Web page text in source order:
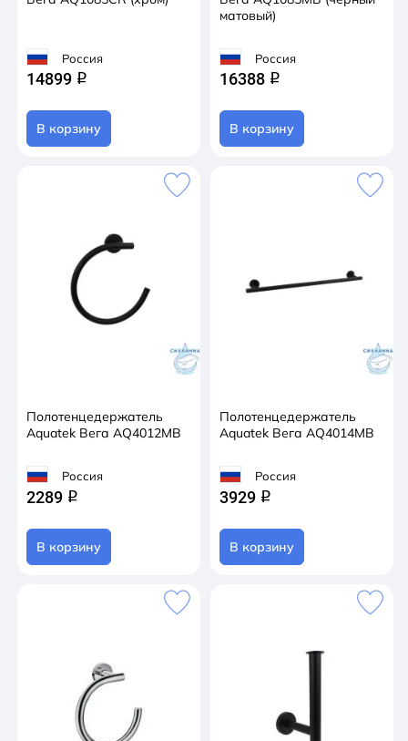
Россия
14899 q
В корзину
матовый)
Россия
16388 q
В корзину
Полотенцедержатель
Aquatek Вега AQ4012MB
Россия
2289 q
В корзину
Полотенцедержатель
Aquatek Вега AQ4014MB
Россия
3929 q
В корзину